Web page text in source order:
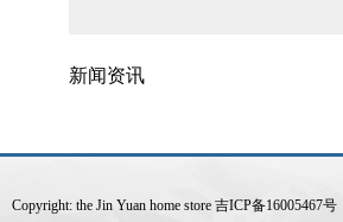
新闻资讯
Copyright: the Jin Yuan home store 吉ICP备16005467号